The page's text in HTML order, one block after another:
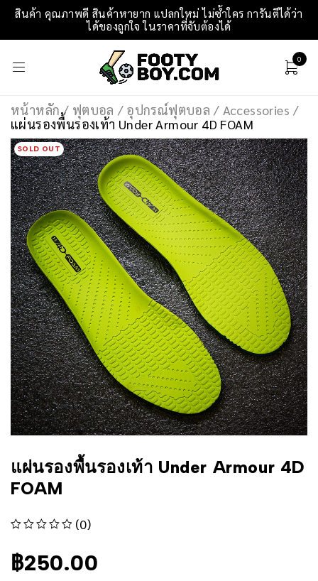
สินค้า คุณภาพดี สินค้าหายาก แปลกใหม่ ไม่ซ้ำใคร การันตีได้ว่า
ได้ของถูกใจ ในราคาที่จับต้องได้
0
หน้าหลัก / ฟุตบอล / อุปกรณ์ฟุตบอล / Accessories /
แผ่นรองพื้นรองเท้า Under Armour 4D FOAM
SOLD OUT
แผ่นรองพื้นรองเท้า Under Armour 4D
FOAM
(0)
฿250.00